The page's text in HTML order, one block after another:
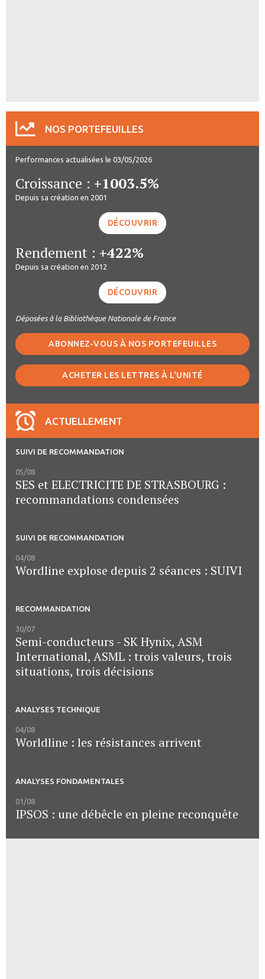
NOS PORTEFEUILLES
Performances actualisées le 03/05/2026
Croissance : +1003.5%
Depuis sa création en 2001
DÉCOUVRIR
Rendement : +422%
Depuis sa création en 2012
DÉCOUVRIR
Déposées à la Bibliothèque Nationale de France
ABONNEZ-VOUS À NOS PORTEFEUILLES
ACHETER LES LETTRES À L'UNITÉ
ACTUELLEMENT
SUIVI DE RECOMMANDATION
05/08
SES et ELECTRICITE DE STRASBOURG :
recommandations condensées
SUIVI DE RECOMMANDATION
04/08
Wordline explose depuis 2 séances : SUIVI
RECOMMANDATION
30/07
Semi-conducteurs - SK Hynix, ASM
International, ASML : trois valeurs, trois
situations, trois décisions
ANALYSES TECHNIQUE
04/08
Worldline : les résistances arrivent
ANALYSES FONDAMENTALES
01/08
IPSOS : une débêcle en pleine reconquête